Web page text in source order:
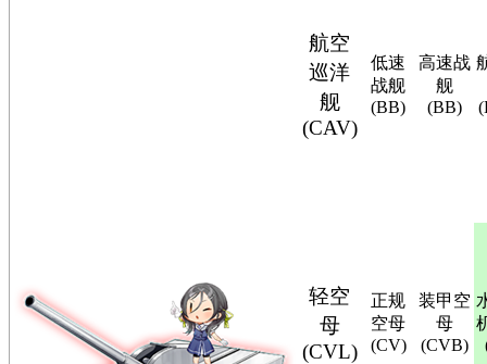
航空
巡洋
舰
(CAV)
低速
战舰
(BB)
高速战
舰
(BB)
轻空
母
(CVL)
正规
空母
(CV)
装甲空
母
(CVB)